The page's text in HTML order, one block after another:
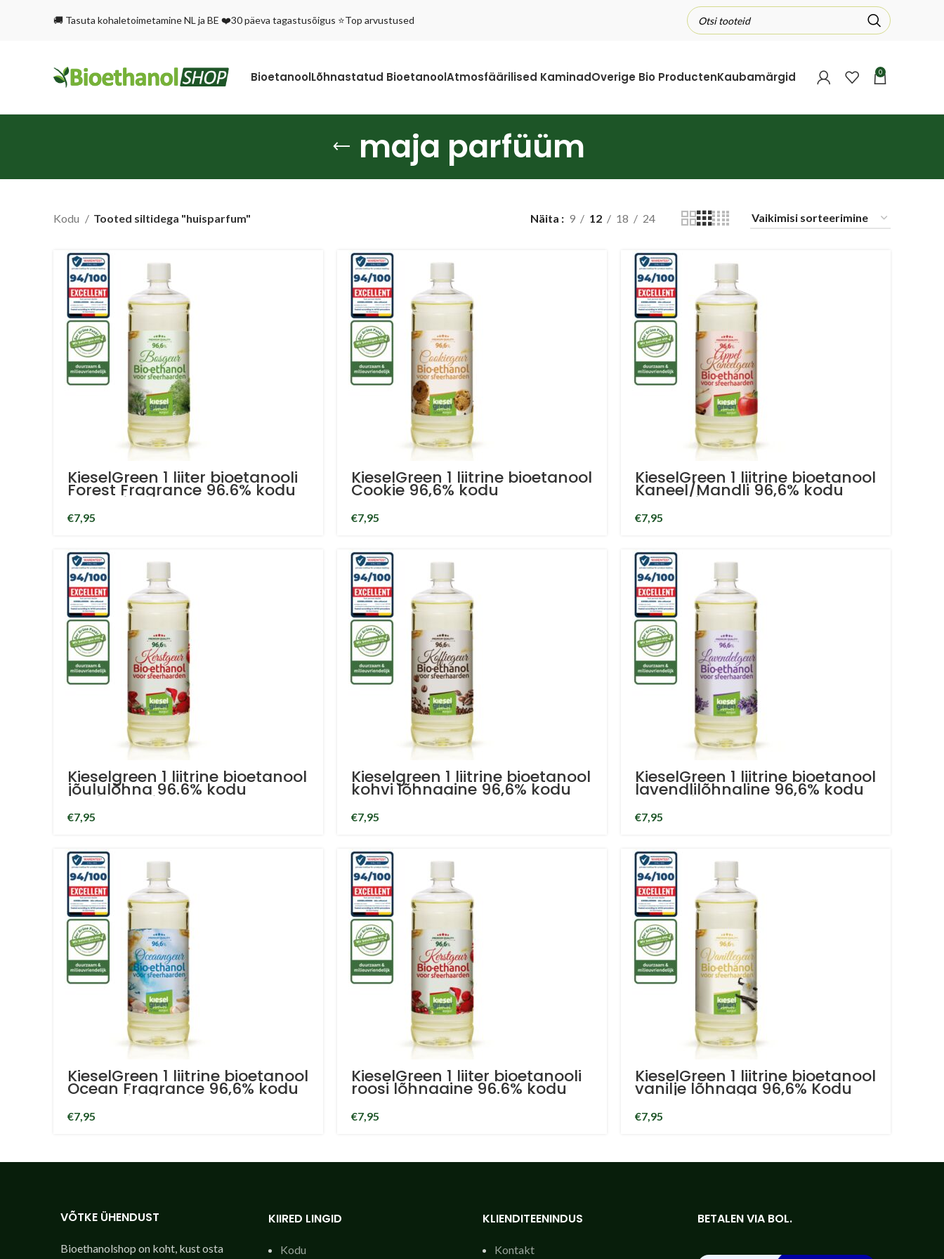
🚚 Tasuta kohaletoimetamine NL ja BE ❤️30 päeva tagastusõigus ⭐Top arvustused
BioetanoolLõhnastatud BioetanoolAtmosfäärilised KaminadOverige Bio ProductenKaubamärgid 0
maja parfüüm
Kodu Tooted siltidega "huisparfum" Näita 9 12 18 24
KieselGreen 1 liiter bioetanooli
Forest Fragrance 96.6% kodu
lõhnaaine
€7,95
KieselGreen 1 liitrine bioetanool
Cookie 96,6% kodu
lõhnastatud bioetanool
€7,95
KieselGreen 1 liitrine bioetanool
Kaneel/Mandli 96,6% kodu
lõhna bioetanool
€7,95
Kieselgreen 1 liitrine bioetanool
jõululõhna 96.6% kodu
parfüüm bioetanool
€7,95
Kieselgreen 1 liitrine bioetanool
kohvi lõhnaaine 96,6% kodu
lõhnaaine bioetanool
€7,95
KieselGreen 1 liitrine bioetanool
lavendlilõhnaline 96,6% kodu
lõhnaaine bioetanool
€7,95
KieselGreen 1 liitrine bioetanool
Ocean Fragrance 96,6% kodu
lõhna bioetanool
€7,95
KieselGreen 1 liiter bioetanooli
roosi lõhnaaine 96.6% kodu
lõhnaaine
€7,95
KieselGreen 1 liitrine bioetanool
vanilje lõhnaga 96,6% Kodu
lõhnaga bioetanool
€7,95
VÕTKE ÜHENDUST
Bioethanolshop on koht, kust osta
KIIRED LINGID
Kodu
KLIENDITEENINDUS
Kontakt
BETALEN VIA BOL.